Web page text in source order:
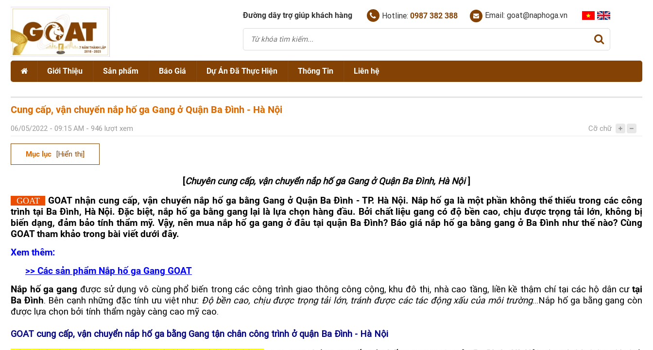
Đường dây trợ giúp khách hàng Hotline: 0987 382 388 Email: goat@naphoga.vn
Giới Thiệu
Giới thiệu chung
Chứng chỉ chất lượng GOAT
Sản phẩm
NẮP HỐ GA
SONG CHẮN RÁC
TẤM SÀN GRATING
NẮP BỂ CÁP
NẮP GANIVO
TẤM GHI BẢO VỆ GỐC CÂY
Báo Giá Dự Án Đã Thực Hiện
Dự án
Thông Tin
Chính Sách Bán Hàng
Vật liệu Composite
Liên hệ
Cung cấp, vận chuyển nắp hố ga Gang ở Quận Ba Đình - Hà Nội
06/05/2022 - 09:15 AM - 946 lượt xem Cỡ chữ
Mục lục [Hiển thị]
[Chuyên cung cấp, vận chuyển nắp hố ga Gang ở Quận Ba Đình, Hà Nội]
GOAT
GOAT nhận cung cấp, vận chuyển nắp hố ga bằng Gang ở Quận Ba Đình - TP. Hà Nội. Nắp hố ga là một phần không thể thiếu trong các công
trình tại Ba Đình, Hà Nội. Đặc biệt, nắp hố ga bằng gang lại là lựa chọn hàng đầu. Bởi chất liệu gang có độ bền cao, chịu được trọng tải lớn, không bị
biến dạng, đảm bảo tính thẩm mỹ. Vậy, nên mua nắp hố ga gang ở đâu tại quận Ba Đình? Báo giá nắp hố ga bằng gang ở Ba Đình như thế nào? Cùng
GOAT tham khảo trong bài viết dưới đây.
Xem thêm:
>> Các sản phẩm Nắp hố ga Gang GOAT
Nắp hố ga gang được sửdụng vô cùng phổ biến trong các công trình giao thông công cộng, khu đô thị, nhà cao tầng, liền kề thậm chí tại các hộ dân cưtại
Ba Đình. Bên cạnh những đặc tính ưu việt như: Độ bền cao, chịu được trọng tải lớn, tránh được các tác động xấu của môi trường...Nắp hố ga bằng gang còn
được lựa chọn bởi tính thẩm ngày càng cao mỹ cao.
GOAT cung cấp, vận chuyển nắp hố ga bằng Gang tận chân công trình ở quận Ba Đình - Hà Nội